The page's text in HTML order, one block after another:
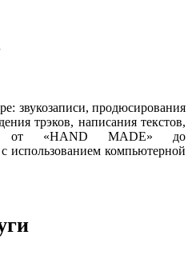
звукозаписи, продюсирования
трэков, написания текстов,
от «HAND MADE» до
использованием компьютерной